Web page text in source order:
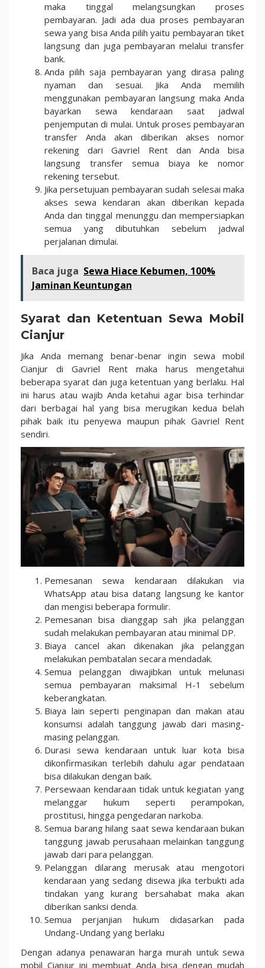
maka tinggal melangsungkan proses
pembayaran. Jadi ada dua proses pembayaran
sewa yang bisa Anda pilih yaitu pembayaran tiket
langsung dan juga pembayaran melalui transfer
bank.
Anda pilih saja pembayaran yang dirasa paling
nyaman dan sesuai. Jika Anda memilih
menggunakan pembayaran langsung maka Anda
bayarkan sewa kendaraan saat jadwal
penjemputan di mulai. Untuk proses pembayaran
transfer Anda akan diberikan akses nomor
rekening dari Gavriel Rent dan Anda bisa
langsung transfer semua biaya ke nomor
rekening tersebut.
Jika persetujuan pembayaran sudah selesai maka
akses sewa kendaran akan diberikan kepada
Anda dan tinggal menunggu dan mempersiapkan
semua yang dibutuhkan sebelum jadwal
perjalanan dimulai.
Baca juga Sewa Hiace Kebumen, 100%
Jaminan Keuntungan
Syarat dan Ketentuan Sewa Mobil
Cianjur
Jika Anda memang benar-benar ingin sewa mobil
Cianjur di Gavriel Rent maka harus mengetahui
beberapa syarat dan juga ketentuan yang berlaku. Hal
ini harus atau wajib Anda ketahui agar bisa terhindar
dari berbagai hal yang bisa merugikan kedua belah
pihak baik itu penyewa maupun pihak Gavriel Rent
sendiri.
Pemesanan sewa kendaraan dilakukan via
WhatsApp atau bisa datang langsung ke kantor
dan mengisi beberapa formulir.
Pemesanan bisa dianggap sah jika pelanggan
sudah melakukan pembayaran atau minimal DP.
Biaya cancel akan dikenakan jika pelanggan
melakukan pembatalan secara mendadak.
Semua pelanggan diwajibkan untuk melunasi
semua pembayaran maksimal H-1 sebelum
keberangkatan.
Biaya lain seperti penginapan dan makan atau
konsumsi adalah tanggung jawab dari masing-
masing pelanggan.
Durasi sewa kendaraan untuk luar kota bisa
dikonfirmasikan terlebih dahulu agar pendataan
bisa dilakukan dengan baik.
Persewaan kendaraan tidak untuk kegiatan yang
melanggar hukum seperti perampokan,
prostitusi, hingga pengedaran narkoba.
Semua barang hilang saat sewa kendaraan bukan
tanggung jawab perusahaan melainkan tanggung
jawab dari para pelanggan.
Pelanggan dilarang merusak atau mengotori
kendaraan yang sedang disewa jika terbukti ada
tindakan yang kurang bersahabat maka akan
diberikan sanksi denda.
Semua perjanjian hukum didasarkan pada
Undang-Undang yang berlaku
Dengan adanya penawaran harga murah untuk sewa
mobil Cianjur ini membuat Anda bisa dengan mudah